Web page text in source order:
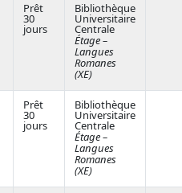
Prêt
30
jours
Bibliothèque
Universitaire
Centrale
Étage –
Langues
Romanes
(XE)
Prêt
30
jours
Bibliothèque
Universitaire
Centrale
Étage –
Langues
Romanes
(XE)